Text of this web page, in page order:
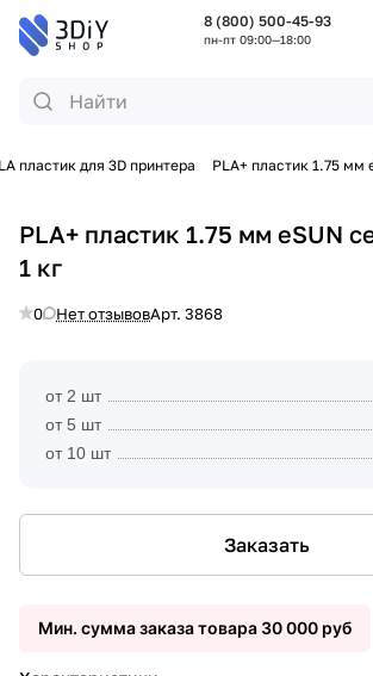
8 (800) 500-45-93
пн-пт 09:00—18:00
пластик для 3D принтера PLA+ пластик 1.75 мм
PLA+ пластик 1.75 мм eSUN
1 кг
0 Нет отзывовАрт. 3868
от 2 шт
от 5 шт
от 10 шт
Заказать
Мин. сумма заказа товара 30 000 руб